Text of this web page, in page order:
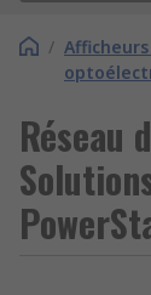
/
Réseau